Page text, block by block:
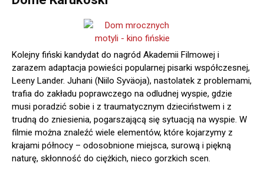
Kolejny fiński kandydat do nagród Akademii Filmowej i
zarazem adaptacja powieści popularnej pisarki współczesnej,
Leeny Lander. Juhani (Niilo Syväoja), nastolatek z problemami,
trafia do zakładu poprawczego na odludnej wyspie, gdzie
musi poradzić sobie i z traumatycznym dzieciństwem i z
trudną do zniesienia, pogarszającą się sytuacją na wyspie. W
filmie można znaleźć wiele elementów, które kojarzymy z
krajami północy – odosobnione miejsca, surową i piękną
naturę, skłonność do ciężkich, nieco gorzkich scen.